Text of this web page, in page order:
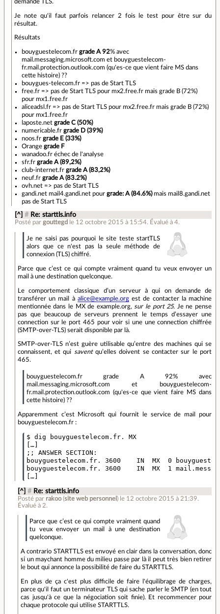
demande TLS.
Je note qu'il faut parfois relancer 2 fois le test pour être sur du
résultat.
Résultats
bouyguestelecom.frgrade A 92% avec
mail.messaging.microsoft.com et bouyguestelecom-
fr.mail.protection.outlook.com (qu'es-ce que vient faire MS dans
cette histoire) ??
bouygues-telecom.fr => pas de Start TLS
free.fr => pas de Start TLS pour mx2.free.fr mais grade B (72%)
pour mx1.free.fr
aliceadsl.fr => pas de Start TLS pour mx2.free.fr mais grade B (72%)
pour mx1.free.fr
laposte.netgrade C (50%)
numericable.frgrade D (39%)
noos.frgrade E (33%)
Orangegrade F
wanadoo.fr échec de l'analyse
sfr.frgrade A (89,2%)
club-internet.frgrade A (83,2%)
neuf.frgrade A (83.2%)
ovh.net => pas de Start TLS
gandi.net mail4.gandi.net pourgrade: A (84.6%)mais mail8.gandi.net
pas de Start TLS
[^] # Re: starttls.info
Posté par gouttegd le 12 octobre 2015 à 15:54. Évalué à 4.
Je ne saisi pas pourquoi le site teste startTLS
alors que ce n'est pas la seule méthode de
connexion (TLS) chiffré.
Parce que c’est ce qui compte vraiment quand tu veux envoyer un
mail à une destination quelconque.
Le comportement classique d’un serveur à qui on demande de
transférer un mail à alice@example.orgest de contacter la machine
mentionnée dans le MX de example.org, sur le port 25. Je ne pense
pas que beaucoup de serveurs prennent le temps d’essayer une
connection sur le port 465 pour voir si une une connection chiffrée
(SMTP-over-TLS) serait disponible par là.
SMTP-over-TLS n’est guère utilisable qu’entre des machines qui se
connaissent, et qui saventqu’elles doivent se contacter sur le port
465.
bouyguestelecom.fr grade A 92% avec
mail.messaging.microsoft.com et bouyguestelecom-
fr.mail.protection.outlook.com (qu'es-ce que vient faire MS dans
cette histoire) ??
Apparemment c’est Microsoft qui fournit le service de mail pour
bouyguestelecom.fr :
$ dig bouyguestelecom.fr. MX
[…]
;; ANSWER SECTION:
bouyguestelecom.fr. 3600    IN  MX  0
bouyguestelecom.fr. 3600    IN  MX  1
[^] # Re: starttls.info
Posté par rakoo(site web personnel ) le 12 octobre 2015 à 21:39.
Évalué à 2.
Parce que c’est ce qui compte vraiment quand
tu veux envoyer un mail à une destination
quelconque.
A contrario STARTTLS est envoyé en clair dans la conversation, donc
si un maychant homme du milieu passe par là il peut très bien retirer
le bout qui annonce la possibilité de faire du STARTTLS.
En plus de ça c'est plus difficile de faire l'équilibrage de charges,
parce qu'il faut un terminateur TLS qui sache parler le SMTP (en tout
cas jusqu'à ce que la négociation soit finie). Et recommencer pour
chaque protocole qui utilise STARTTLS.